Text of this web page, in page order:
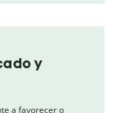
y
a favorecer o